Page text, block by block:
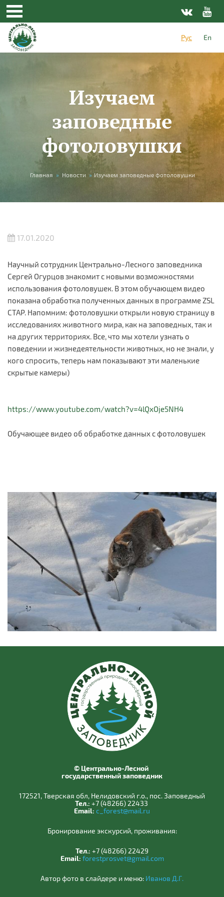
Перейти к основному содержанию
Рус
En
Изучаем
заповедные
фотоловушки
Вы здесь
Главная » Новости » Изучаем заповедные фотоловушки
17.01.2020
Научный сотрудник Центрально-Лесного заповедника
Сергей Огурцов знакомит с новыми возможностями
использования фотоловушек. В этом обучающем видео
показана обработка полученных данных в программе ZSL
CTAP. Напомним: фотоловушки открыли новую страницу в
исследованиях животного мира, как на заповедных, так и
на других территориях. Все, что мы хотели узнать о
поведении и жизнедеятельности животных, но не знали, у
кого спросить, теперь нам показывают эти маленькие
скрытые камеры)
https://www.youtube.com/watch?v=4lQxOje5NH4
Обучающее видео об обработке данных с фотоловушек
© Центрально-Лесной
государственный заповедник
172521, Тверская обл, Нелидовский г.о., пос. Заповедный
Тел.: +7 (48266) 22433
Email: c_forest@mail.ru
Бронирование экскурсий, проживания:
Тел.: +7 (48266) 22429
Email: forestprosvet@gmail.com
Автор фото в слайдере и меню: Иванов Д.Г.